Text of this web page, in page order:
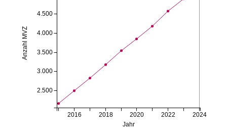
Jahr
2016 2018 2020 2022 2024
Anzahl MVZ
2.500
3.000
3.500
4.000
4.500